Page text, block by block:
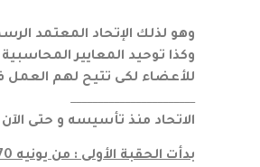
وهو لذلك الإتحاد المعتمد
وكذا توحيد المعايير
للأعضاء لكى تتيح لهم العمل
_______________________
الاتحاد منذ تأسيسه و حتى
بدأت الحقبة الأولى : من يونيه 1970- إلى ابريل 1978 :